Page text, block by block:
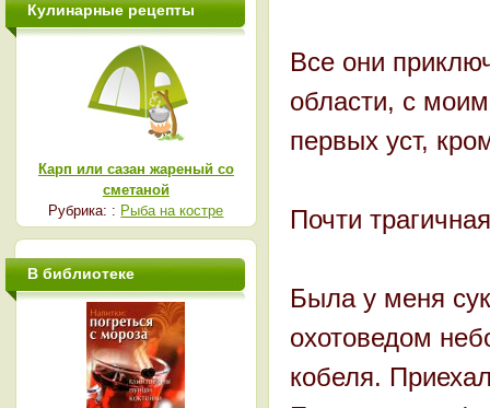
Все они
области, с
первых уст,
Почти
Была у меня
охотоведом
кобеля.
Кулинарные рецепты
Карп или сазан жареный со
сметаной
Рубрика: : Рыба на костре
В библиотеке